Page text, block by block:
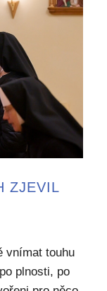
ZJEVIL
vnímat touhu
plnosti, po